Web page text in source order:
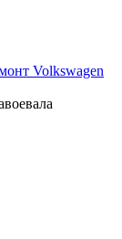
Volkswagen